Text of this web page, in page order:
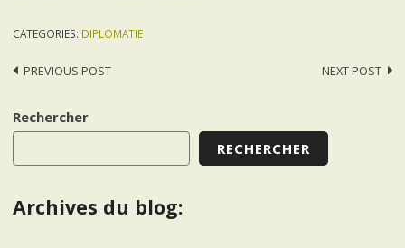
CATEGORIES: DIPLOMATIE
Post
PREVIOUS POST NEXT POST
Rechercher
RECHERCHER
Archives du blog: